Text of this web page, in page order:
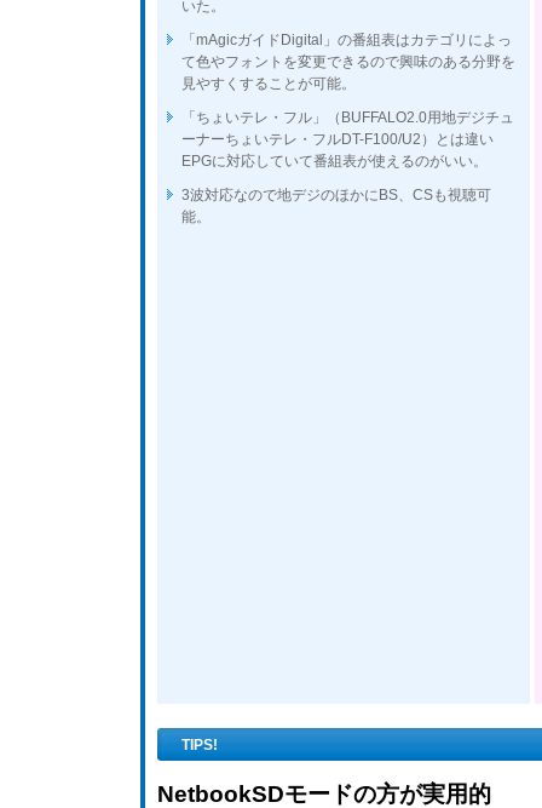
いた。
「mAgicガイドDigital」の番組表はカテゴリによっ
て色やフォントを変更できるので興味のある分野を
見やすくすることが可能。
「ちょいテレ・フル」（BUFFALO2.0用地デジチュ
ーナーちょいテレ・フルDT-F100/U2）とは違い
EPGに対応していて番組表が使えるのがいい。
3波対応なので地デジのほかにBS、CSも視聴可
能。
TIPS!
NetbookSDモードの方が実用的